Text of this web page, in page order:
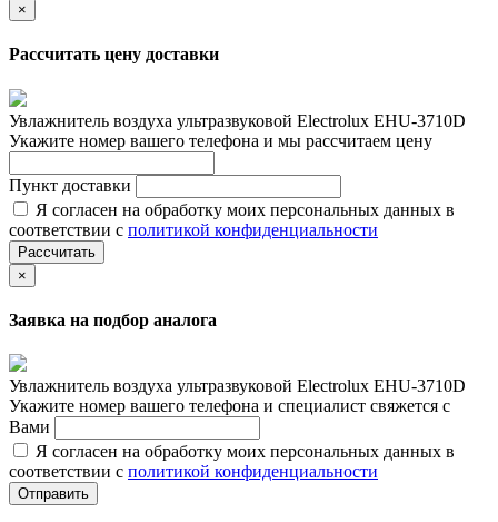
×
Рассчитать цену доставки
Увлажнитель воздуха ультразвуковой Electrolux EHU-3710D
Укажите номер вашего телефона и мы рассчитаем цену
Пункт доставки
Я согласен на обработку моих персональных данных в
соответствии с политикой конфиденциальности
Рассчитать
×
Заявка на подбор аналога
Увлажнитель воздуха ультразвуковой Electrolux EHU-3710D
Укажите номер вашего телефона и специалист свяжется с
Вами
Я согласен на обработку моих персональных данных в
соответствии с политикой конфиденциальности
Отправить